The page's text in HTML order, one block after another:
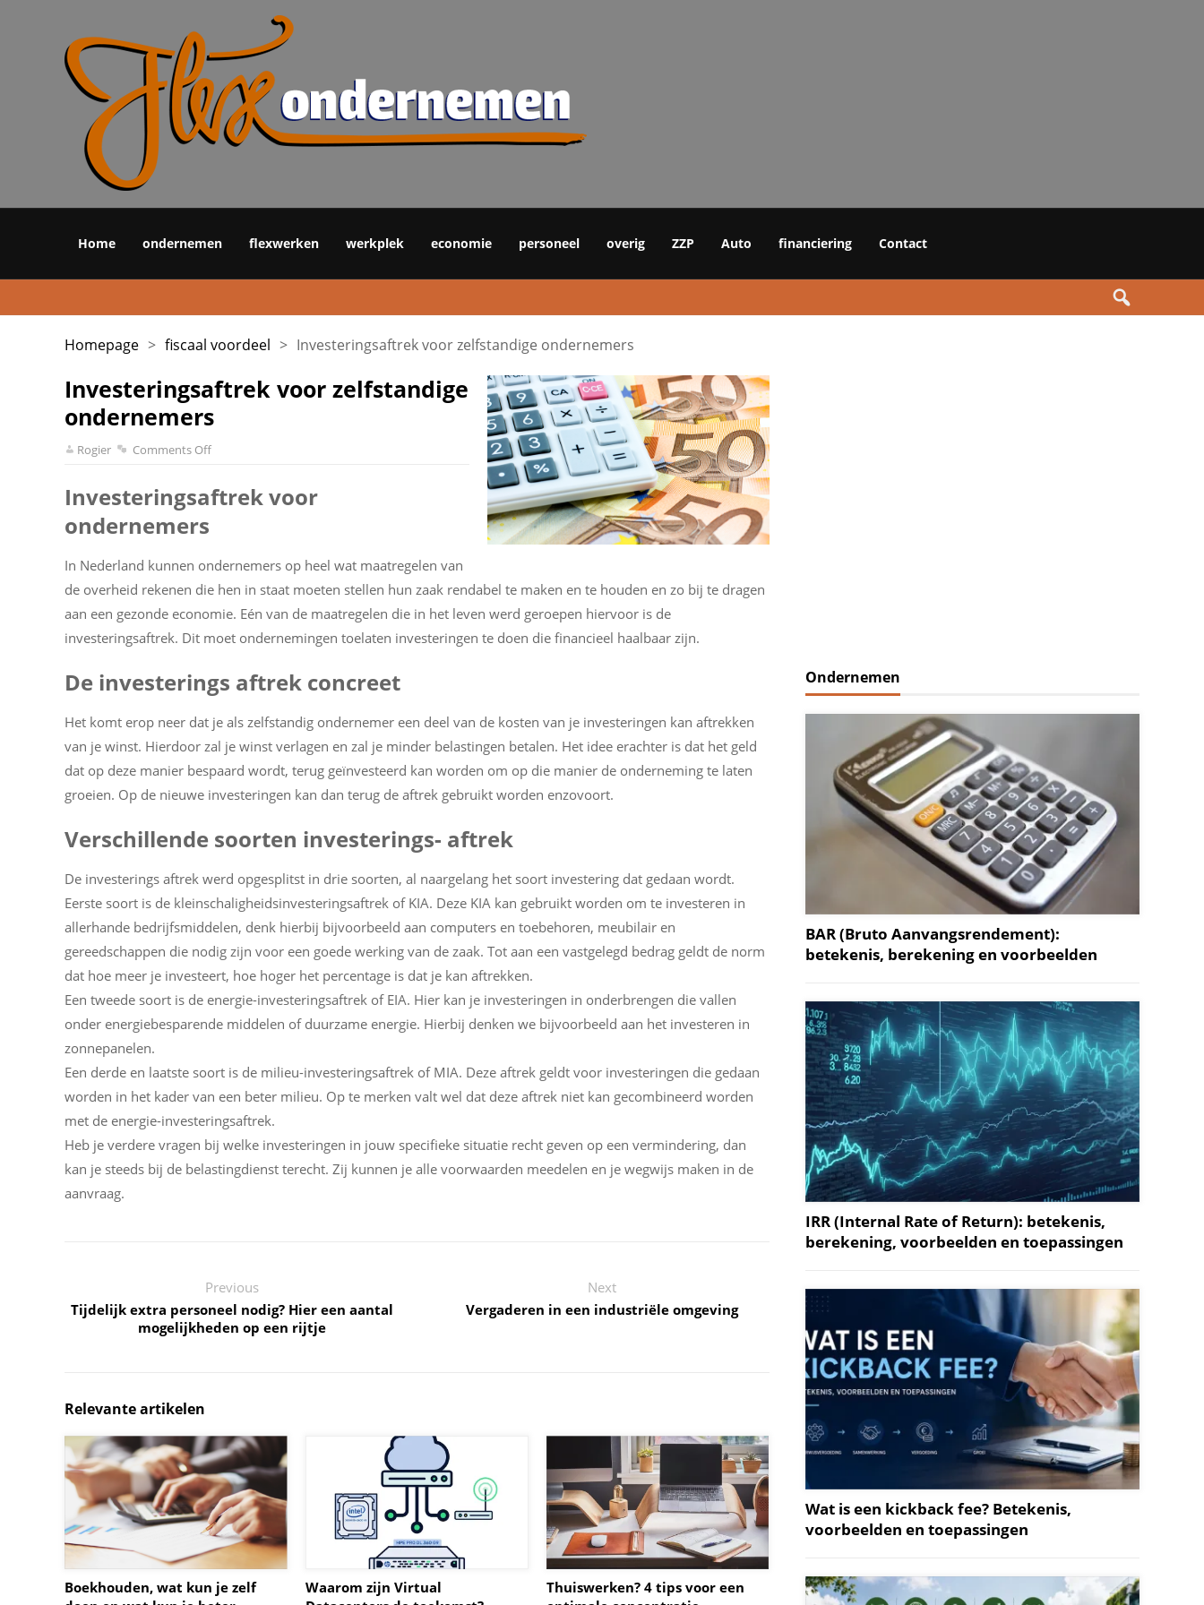
Home ondernemen flexwerken werkplek economie personeel overig ZZP Auto financiering Contact
Homepage > fiscaal voordeel > Investeringsaftrek voor zelfstandige ondernemers
Investeringsaftrek voor zelfstandige
ondernemers
Rogier Comments Off
Investeringsaftrek voor
ondernemers
In Nederland kunnen ondernemers op heel wat maatregelen van
de overheid rekenen die hen in staat moeten stellen hun zaak rendabel te maken en te houden en zo bij te dragen
aan een gezonde economie. Eén van de maatregelen die in het leven werd geroepen hiervoor is de
investeringsaftrek. Dit moet ondernemingen toelaten investeringen te doen die financieel haalbaar zijn.
De investerings aftrek concreet
Het komt erop neer dat je als zelfstandig ondernemer een deel van de kosten van je investeringen kan aftrekken
van je winst. Hierdoor zal je winst verlagen en zal je minder belastingen betalen. Het idee erachter is dat het geld
dat op deze manier bespaard wordt, terug geïnvesteerd kan worden om op die manier de onderneming te laten
groeien. Op de nieuwe investeringen kan dan terug de aftrek gebruikt worden enzovoort.
Verschillende soorten investerings- aftrek
De investerings aftrek werd opgesplitst in drie soorten, al naargelang het soort investering dat gedaan wordt.
Eerste soort is de kleinschaligheidsinvesteringsaftrek of KIA. Deze KIA kan gebruikt worden om te investeren in
allerhande bedrijfsmiddelen, denk hierbij bijvoorbeeld aan computers en toebehoren, meubilair en
gereedschappen die nodig zijn voor een goede werking van de zaak. Tot aan een vastgelegd bedrag geldt de norm
dat hoe meer je investeert, hoe hoger het percentage is dat je kan aftrekken.
Een tweede soort is de energie-investeringsaftrek of EIA. Hier kan je investeringen in onderbrengen die vallen
onder energiebesparende middelen of duurzame energie. Hierbij denken we bijvoorbeeld aan het investeren in
zonnepanelen.
Een derde en laatste soort is de milieu-investeringsaftrek of MIA. Deze aftrek geldt voor investeringen die gedaan
worden in het kader van een beter milieu. Op te merken valt wel dat deze aftrek niet kan gecombineerd worden
met de energie-investeringsaftrek.
Heb je verdere vragen bij welke investeringen in jouw specifieke situatie recht geven op een vermindering, dan
kan je steeds bij de belastingdienst terecht. Zij kunnen je alle voorwaarden meedelen en je wegwijs maken in de
aanvraag.
Previous
Tijdelijk extra personeel nodig? Hier een aantal
mogelijkheden op een rijtje
Next
Vergaderen in een industriële omgeving
Relevante artikelen
Boekhouden, wat kun je zelf
Waarom zijn Virtual
Thuiswerken? 4 tips voor een
Ondernemen
BAR (Bruto Aanvangsrendement):
betekenis, berekening en voorbeelden
IRR (Internal Rate of Return): betekenis,
berekening, voorbeelden en toepassingen
Wat is een kickback fee? Betekenis,
voorbeelden en toepassingen